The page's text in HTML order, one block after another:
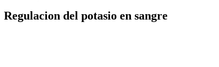
Regulacion del potasio en sangre